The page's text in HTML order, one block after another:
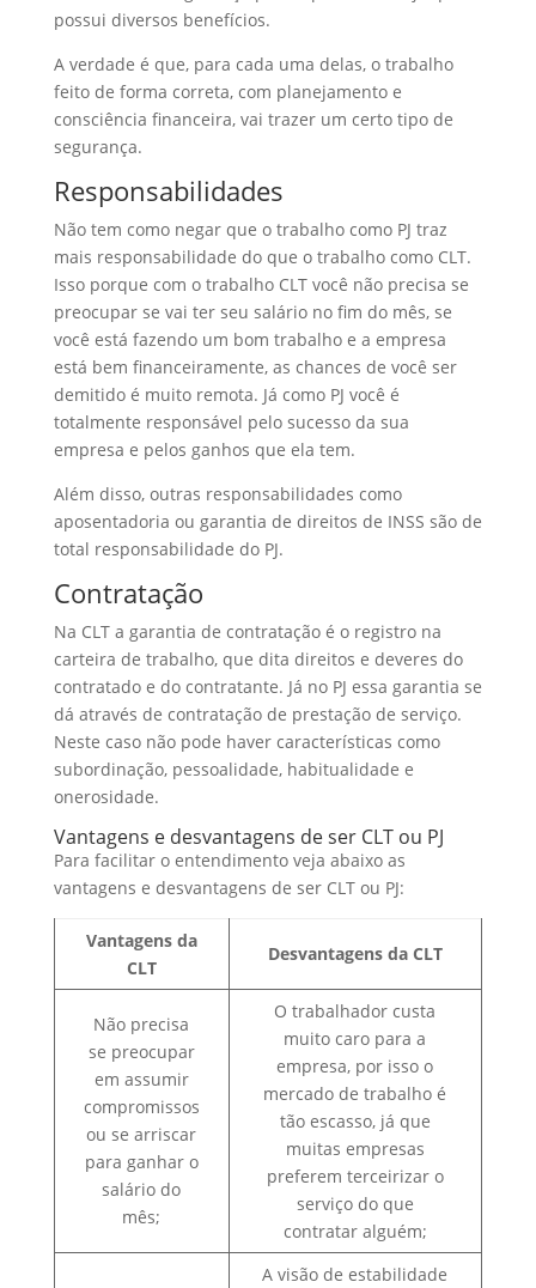
possui diversos benefícios.
A verdade é que, para cada uma delas, o trabalho
feito de forma correta, com planejamento e
consciência financeira, vai trazer um certo tipo de
segurança.
Responsabilidades
Não tem como negar que o trabalho como PJ traz
mais responsabilidade do que o trabalho como CLT.
Isso porque com o trabalho CLT você não precisa se
preocupar se vai ter seu salário no fim do mês, se
você está fazendo um bom trabalho e a empresa
está bem financeiramente, as chances de você ser
demitido é muito remota. Já como PJ você é
totalmente responsável pelo sucesso da sua
empresa e pelos ganhos que ela tem.
Além disso, outras responsabilidades como
aposentadoria ou garantia de direitos de INSS são de
total responsabilidade do PJ.
Contratação
Na CLT a garantia de contratação é o registro na
carteira de trabalho, que dita direitos e deveres do
contratado e do contratante. Já no PJ essa garantia se
dá através de contratação de prestação de serviço.
Neste caso não pode haver características como
subordinação, pessoalidade, habitualidade e
onerosidade.
Vantagens e desvantagens de ser CLT ou PJ
Para facilitar o entendimento veja abaixo as
vantagens e desvantagens de ser CLT ou PJ:
Vantagens da
CLT
Desvantagens da CLT
Não precisa
se preocupar
em assumir
compromissos
ou se arriscar
para ganhar o
salário do
mês;
O trabalhador custa
muito caro para a
empresa, por isso o
mercado de trabalho é
tão escasso, já que
muitas empresas
preferem terceirizar o
serviço do que
contratar alguém;
A visão de estabilidade